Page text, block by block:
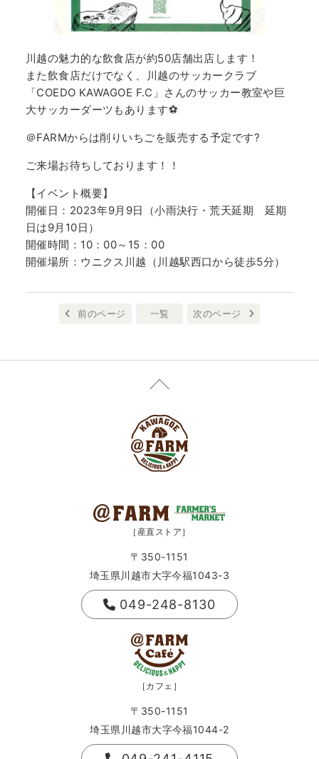
川越の魅力的な飲食店が約50店舗出店します！
また飲食店だけでなく、川越のサッカークラブ
「COEDO KAWAGOE F.C」さんのサッカー教室や巨
大サッカーダーツもあります⚽
＠FARMからは削りいちごを販売する予定です?
ご来場お待ちしております！！
【イベント概要】
開催日：2023年9月9日（小雨決行・荒天延期 延期
日は9月10日）
開催時間：10：00～15：00
開催場所：ウニクス川越（川越駅西口から徒歩5分）
前のページ 一覧 次のページ
［産直ストア］
〒350-1151
埼玉県川越市大字今福1043-3
049-248-8130
［カフェ］
〒350-1151
埼玉県川越市大字今福1044-2